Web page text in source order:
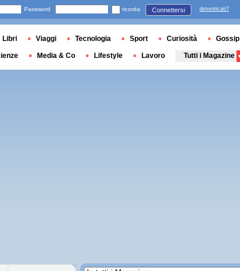
Password ricorda Connettersi dimenticati?
Libri Viaggi Tecnologia Sport Curiosità Gossip
Media & Co Lifestyle Lavoro Tutti i Magazine